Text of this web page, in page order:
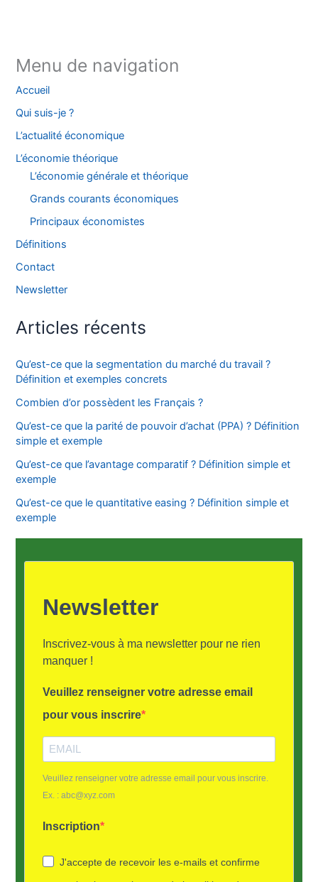
Menu de navigation
Accueil
Qui suis-je ?
L’actualité économique
L’économie théorique
L’économie générale et théorique
Grands courants économiques
Principaux économistes
Définitions
Contact
Newsletter
Articles récents
Qu’est-ce que la segmentation du marché du travail ?
Définition et exemples concrets
Combien d’or possèdent les Français ?
Qu’est-ce que la parité de pouvoir d’achat (PPA) ? Définition
simple et exemple
Qu’est-ce que l’avantage comparatif ? Définition simple et
exemple
Qu’est-ce que le quantitative easing ? Définition simple et
exemple
Newsletter
Inscrivez-vous à ma newsletter pour ne rien
manquer !
Veuillez renseigner votre adresse email
pour vous inscrire
Veuillez renseigner votre adresse email pour vous inscrire.
Ex. : abc@xyz.com
Inscription
J'accepte de recevoir les e-mails et confirme